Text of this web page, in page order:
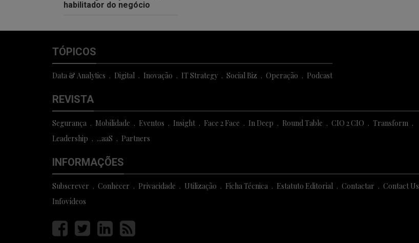
habilitador do negócio
TÓPICOS
Data & Analytics Digital Inovação IT Strategy Social Biz Operação Podcast
REVISTA
Segurança Mobilidade Eventos Insight Face 2 Face In Deep Round Table CIO 2 CIO
Transform
Leadership
...aaS Partners
INFORMAÇÕES
Subscrever Conhecer Privacidade Utilização Ficha Técnica Estatuto Editorial Contactar
Contact Us
Infovídeos
Página
facebook
Página
twitter
Página
linkedin
Página
rss